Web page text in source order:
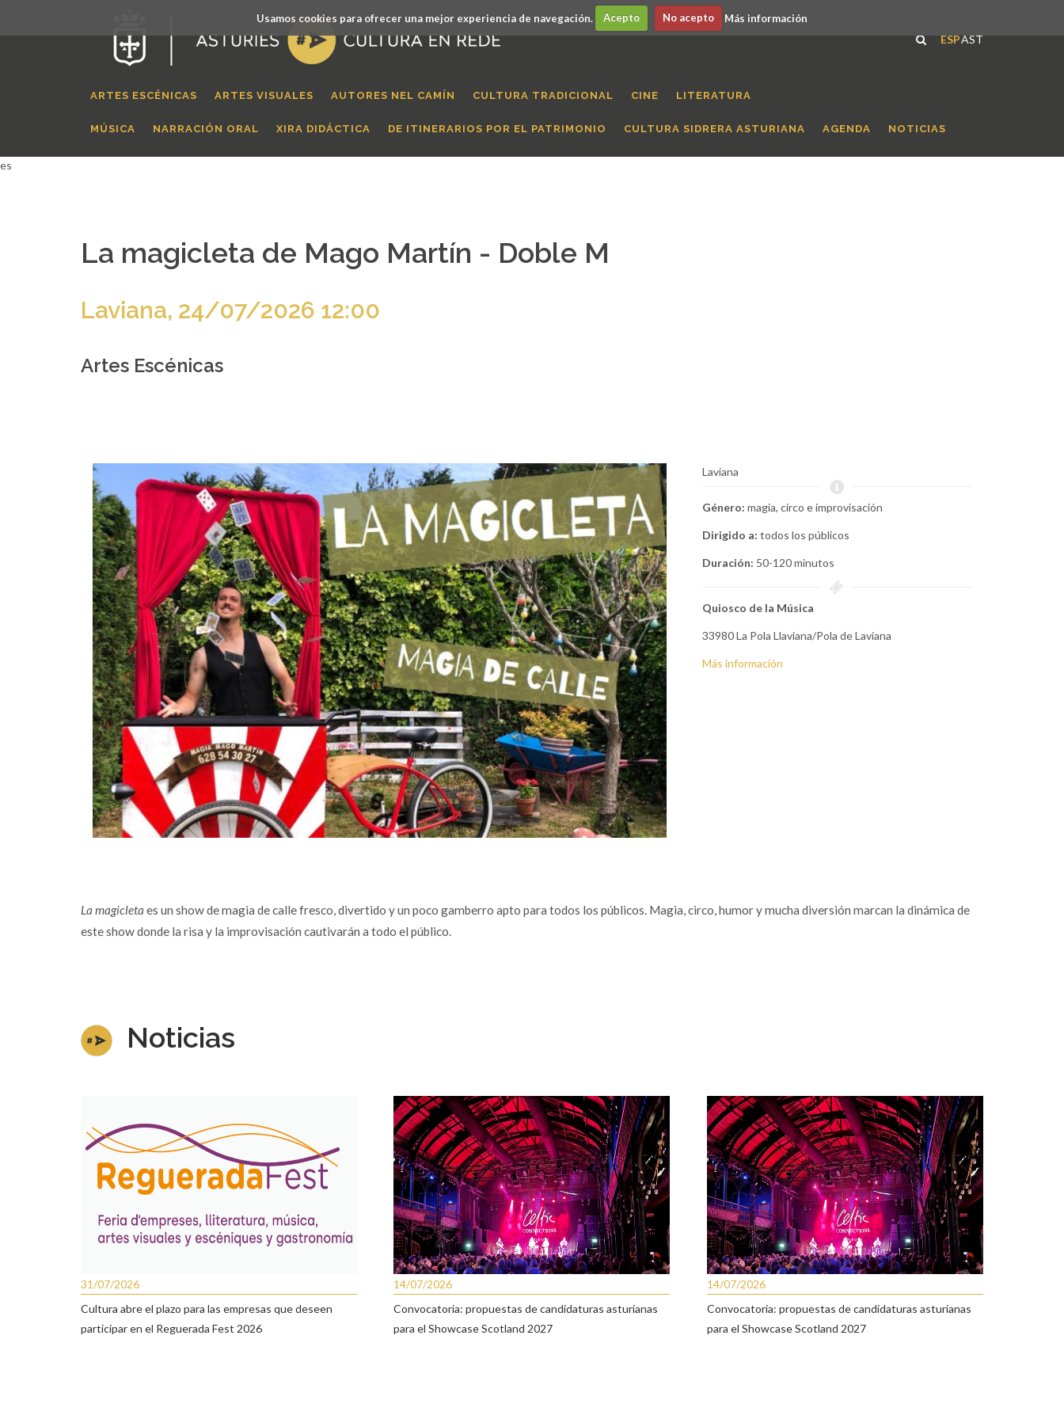
Usamos cookies para ofrecer una mejor experiencia de navegación. Acepto No acepto Más información
ESPAST
ARTES ESCÉNICAS ARTES VISUALES AUTORES NEL CAMÍN CULTURA TRADICIONAL CINE LITERATURA
MÚSICA NARRACIÓN ORAL XIRA DIDÁCTICA DE ITINERARIOS POR EL PATRIMONIO CULTURA SIDRERA ASTURIANA AGENDA NOTICIAS
es
La magicleta de Mago Martín - Doble M
Laviana, 24/07/2026 12:00
Artes Escénicas
Laviana
Género:magia, circo e improvisación
Dirigido a:todos los públicos
Duración: 50-120 minutos
Quiosco de la Música
33980 La Pola Llaviana/Pola de Laviana
Más información
La magicleta es un show de magia de calle fresco, divertido y un poco gamberro apto para todos los públicos. Magia, circo, humor y mucha diversión marcan la dinámica de
este show donde la risa y la improvisación cautivarán a todo el público.
Noticias
31/07/2026
Cultura abre el plazo para las empresas que deseen
participar en el Reguerada Fest 2026
14/07/2026
Convocatoria: propuestas de candidaturas asturianas
para el Showcase Scotland 2027
14/07/2026
Convocatoria: propuestas de candidaturas asturianas
para el Showcase Scotland 2027